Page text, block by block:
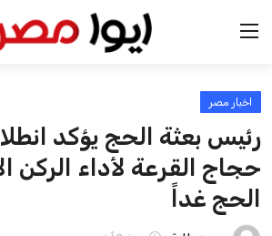
الرئيسية
اخبار مصر
عرب وعالم
اخبار مصر
رئيس بعثة الحج يؤكد
حجاج القرعة لأداء الركن
الحج غداً